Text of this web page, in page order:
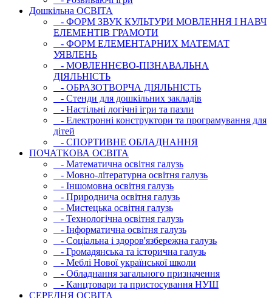
Дошкільна ОСВIТА
- ФОРМ ЗВУК КУЛЬТУРИ МОВЛЕННЯ І НАВЧ
ЕЛЕМЕНТІВ ГРАМОТИ
- ФОРМ ЕЛЕМЕНТАРНИХ МАТЕМАТ
УЯВЛЕНЬ
- МОВЛЕННЄВО-ПІЗНАВАЛЬНА
ДІЯЛЬНІСТЬ
- ОБРАЗОТВОРЧА ДІЯЛЬНІСТЬ
- Стенди для дошкільних закладів
- Настільні логічні ігри та пазли
- Електронні конструктори та програмування для
дітей
- СПОРТИВНЕ ОБЛАДНАННЯ
ПОЧАТКОВА ОСВIТА
- Математична освітня галузь
- Мовно-літературна освітня галузь
- Iншомовна освітня галузь
- Природнича освітня галузь
- Мистецька освітня галузь
- Технологічна освітня галузь
- Інфopматична освітня галузь
- Соціальна і здоров'язбережна галузь
- Громадянська та історична галузь
- Меблі Нової української школи
- Обладнання загального призначення
- Канцтовари та пристосування НУШ
СЕРЕДНЯ ОСВIТА